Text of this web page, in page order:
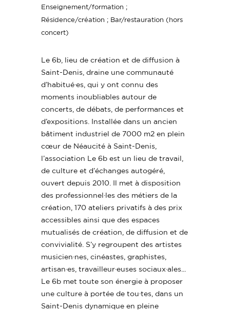
Enseignement/formation ;
Résidence/création ; Bar/restauration (hors
concert)
Le 6b, lieu de création et de diffusion à
Saint-Denis, draine une communauté
d’habitué·es, qui y ont connu des
moments inoubliables autour de
concerts, de débats, de performances et
d’expositions. Installée dans un ancien
bâtiment industriel de 7000 m2 en plein
cœur de Néaucité à Saint-Denis,
l’association Le 6b est un lieu de travail,
de culture et d’échanges autogéré,
ouvert depuis 2010. Il met à disposition
des professionnel·les des métiers de la
création, 170 ateliers privatifs à des prix
accessibles ainsi que des espaces
mutualisés de création, de diffusion et de
convivialité. S’y regroupent des artistes
musicien·nes, cinéastes, graphistes,
artisan·es, travailleur·euses sociaux·ales...
Le 6b met toute son énergie à proposer
une culture à portée de tou·tes, dans un
Saint-Denis dynamique en pleine